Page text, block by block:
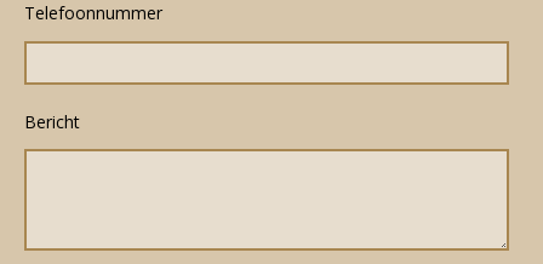
Telefoonnummer
Bericht